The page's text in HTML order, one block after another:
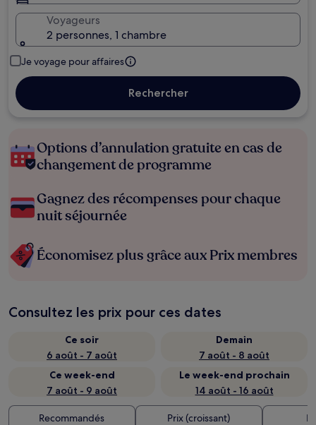
Voyageurs
2 personnes, 1 chambre
Je voyage pour affaires
Rechercher
Options d’annulation gratuite en cas de
changement de programme
Gagnez des récompenses pour chaque
nuit séjournée
Économisez plus grâce aux Prix membres
Consultez les prix pour ces dates
Ce soir
6 août - 7 août
Demain
7 août - 8 août
Ce week-end
7 août - 9 août
Le week-end prochain
14 août - 16 août
Recommandés Prix (croissant)